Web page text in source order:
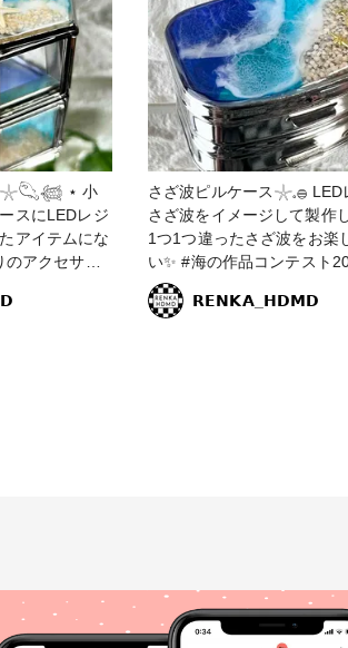
#星の砂 #ヒトデ #夏 #レジン作品夏
のコンテスト #小物・雑貨
𓇼𓆡𓆉 ⋆ 小
スにLEDレジ
アイテムにな
の作
さざ波ピルケース𓇼𓈒𓐍 LEDレジンで
さざ波をイメージして製作
1つ1つ違ったさざ波をお楽
い✨ #海の作品コンテスト2022 #販売
中 #小物・雑貨 #ピルケース #海 #さ
ざ波 #波 #レジン #小物入れ
𝗥𝗘𝗡𝗞𝗔_𝗛𝗗𝗠𝗗